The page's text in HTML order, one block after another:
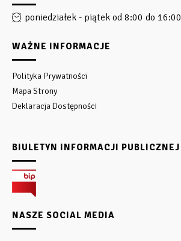
poniedziałek - piątek od 8:00 do 16:00
WAŻNE INFORMACJE
Polityka Prywatności
Mapa Strony
Deklaracja Dostępności
BIULETYN INFORMACJI PUBLICZNEJ
NASZE SOCIAL MEDIA